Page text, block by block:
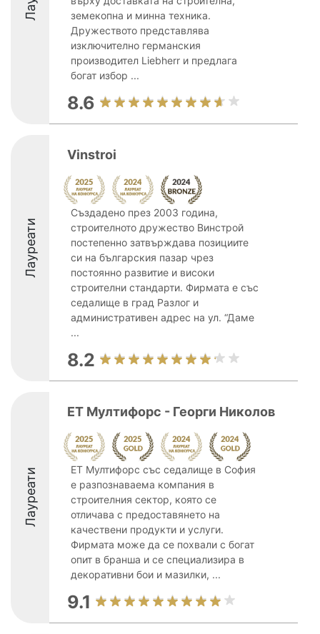
земекопна и минна техника.
Дружеството представлява
изключително германския
производител Liebherr и предлага
богат избор ...
8.6
Лауреати
Vinstroi
Създадено през 2003 година,
строителното дружество Винстрой
постепенно затвърждава позициите
си на българския пазар чрез
постоянно развитие и високи
строителни стандарти. Фирмата е със
седалище в град Разлог и
административен адрес на ул. “Даме
...
8.2
Лауреати
ЕТ Мултифорс - Георги Николов
ЕТ Мултифорс със седалище в София
е разпознаваема компания в
строителния сектор, която се
отличава с предоставянето на
качествени продукти и услуги.
Фирмата може да се похвали с богат
опит в бранша и се специализира в
декоративни бои и мазилки, ...
9.1